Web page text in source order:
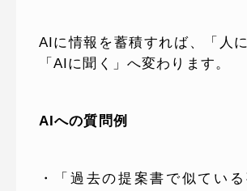
AIに情報を蓄積すれば、「人
「AIに聞く」へ変わります。
AIへの質問例
・「過去の提案書で似ている